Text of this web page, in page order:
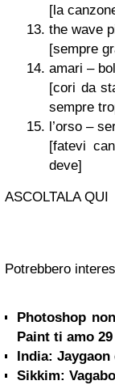
[la
the wave
[sempre
amari –
[cori da
sempre
l’orso –
[fatevi
deve]
ASCOLTALA QUI
Potrebbero
Photoshop
Paint ti amo
India:
Sikkim: